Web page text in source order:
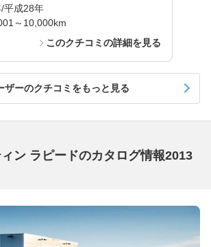
平成28年
～10,000km
このクチコミの詳細を見る
ザーのクチコミをもっと見る
ン ラピードのカタログ情報2013